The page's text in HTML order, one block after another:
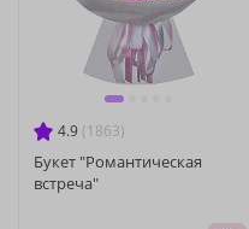
4.9 (1863)
Букет "Романтическая
встреча"